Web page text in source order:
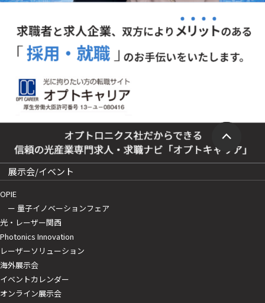
展示会/イベント
OPIE
ー 量子イノベーションフェア
光・レーザー関西
Photonics Innovation
レーザーソリューション
海外展示会
イベントカレンダー
オンライン展示会